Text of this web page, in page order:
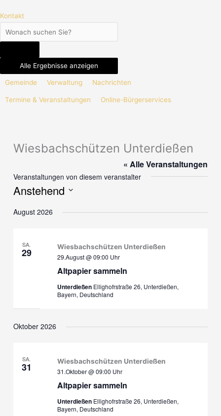
Kontakt
Alle Ergebnisse anzeigen
Gemeinde Verwaltung Nachrichten
Termine & Veranstaltungen Online-Bürgerservices
Wiesbachschützen Unterdießen
« Alle Veranstaltungen
Veranstaltungen von diesem veranstalter
Anstehend
wählen.
August 2026
SA.
29
Altpapier sammeln
29.August @ 09:00 Uhr
Wiesbachschützen Unterdießen
Unterdießen Ellighofrstraße 26, Unterdießen,
Bayern, Deutschland
Oktober 2026
SA.
31
Altpapier sammeln
31.Oktober @ 09:00 Uhr
Wiesbachschützen Unterdießen
Unterdießen Ellighofrstraße 26, Unterdießen,
Bayern, Deutschland